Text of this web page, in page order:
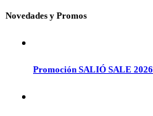
Novedades y Promos
Promoción SALIÓ SALE 2026